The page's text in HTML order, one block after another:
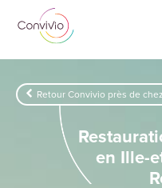
Aller au contenu principal
Restauration
authentique
responsable
Retour Convivio près de
en Ille-